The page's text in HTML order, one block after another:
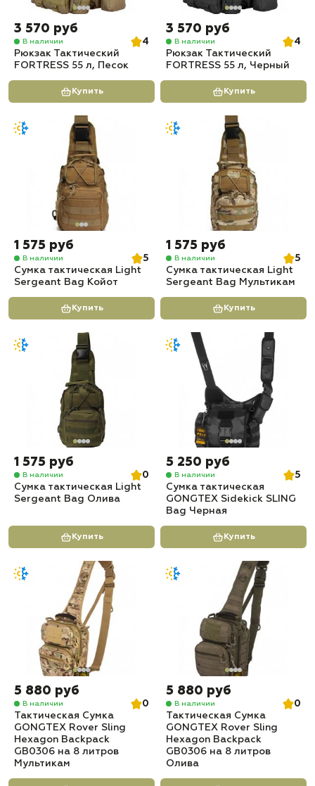
3 570 руб
В наличии
4
Рюкзак Тактический
FORTRESS 55 л, Песок
Купить
3 570 руб
В наличии
4
Рюкзак Тактический
FORTRESS 55 л, Черный
Купить
1 575 руб
В наличии
5
Сумка тактическая Light
Sergeant Bag Койот
Купить
1 575 руб
В наличии
5
Сумка тактическая Light
Sergeant Bag Мультикам
Купить
1 575 руб
В наличии
0
Сумка тактическая Light
Sergeant Bag Олива
Купить
5 250 руб
В наличии
5
Сумка тактическая
GONGTEX Sidekick SLING
Bag Черная
Купить
5 880 руб
В наличии
0
Тактическая Сумка
GONGTEX Rover Sling
Hexagon Backpack
GB0306 на 8 литров
Мультикам
5 880 руб
В наличии
0
Тактическая Сумка
GONGTEX Rover Sling
Hexagon Backpack
GB0306 на 8 литров
Олива